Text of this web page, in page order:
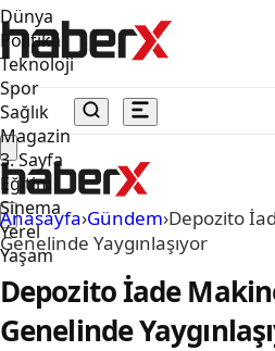
Dünya
Politika
Teknoloji
Spor
Sağlık
Magazin
3. Sayfa
Eğitim
Sinema
Yerel
Yaşam
Anasayfa›Gündem›Depozito
Genelinde Yaygınlaşıyor
Depozito İade
Genelinde